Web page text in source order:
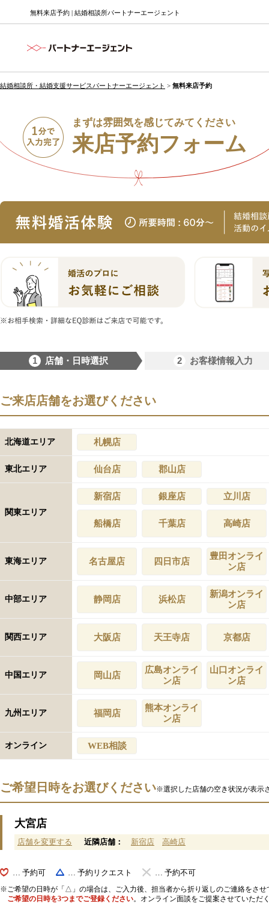
無料来店予約 | 結婚相談所パートナーエージェント
結婚相談所・結婚支援サービスパートナーエージェント > 無料来店予約
まずは雰囲気を感じてみてください
来店予約フォーム
1 店舗・日時選択 2 お客様情報入力
ご来店店舗をお選びください
北海道エリア 札幌店
東北エリア 仙台店 郡山店
関東エリア
新宿店 銀座店 立川店
船橋店 千葉店 高崎店
東海エリア 名古屋店 四日市店
豊田オンライ
ン店
中部エリア 静岡店 浜松店
新潟オンライ
ン店
関西エリア 大阪店 天王寺店 京都店
中国エリア 岡山店
広島オンライ
ン店
山口オンライ
ン店
九州エリア 福岡店
熊本オンライ
ン店
オンライン WEB相談
ご希望日時をお選びください※選択した店舗の空き状況が表示
大宮店
店舗を変更する 近隣店舗： 新宿店 高崎店
… 予約可 … 予約リクエスト … 予約不可
ご希望の日時が「△」の場合は、ご入力後、担当者から折り返しのご連絡をさせ
ご希望の日時を3つまでご登録ください。オンライン面談をご提案させていただ